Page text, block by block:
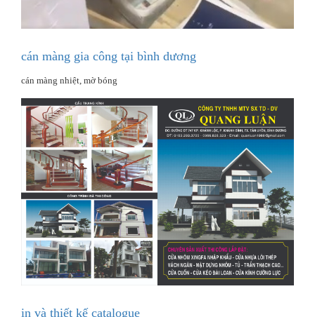
cán màng gia công tại bình dương
cán màng nhiệt, mờ bóng
in và thiết kế catalogue